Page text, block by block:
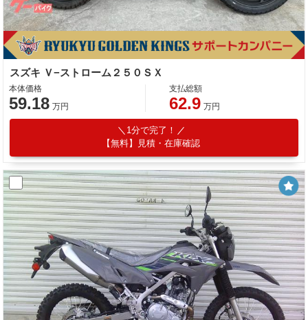
スズキ Ｖ−ストローム２５０ＳＸ
本体価格
59.18 万円
支払総額
62.9 万円
1分で完了！
【無料】見積・在庫確認